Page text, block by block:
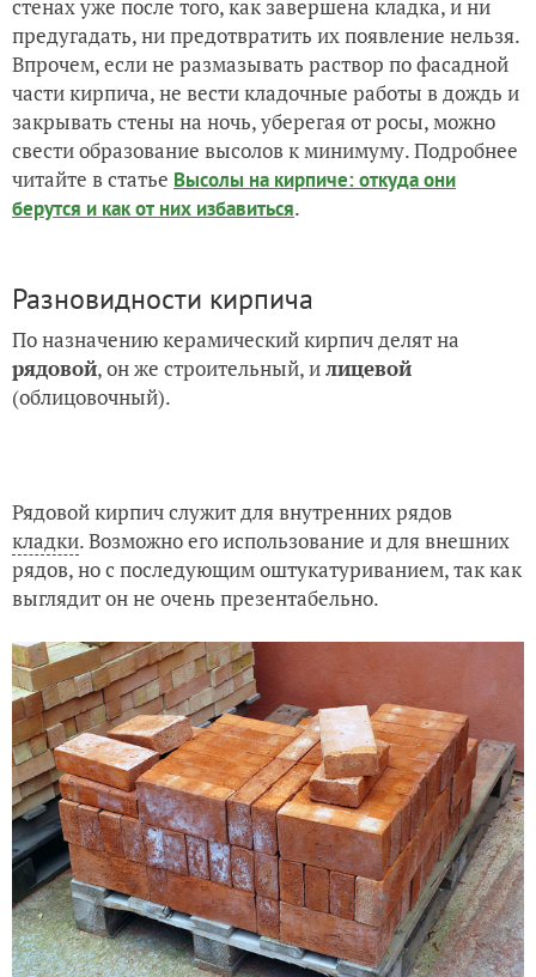
стенах уже после того, как завершена кладка, и ни
предугадать, ни предотвратить их появление нельзя.
Впрочем, если не размазывать раствор по фасадной
части кирпича, не вести кладочные работы в дождь и
закрывать стены на ночь, уберегая от росы, можно
свести образование высолов к минимуму. Подробнее
читайте в статье Высолы на кирпиче: откуда они
берутся и как от них избавиться.
Разновидности кирпича
По назначению керамический кирпич делят на
рядовой, он же строительный, илицевой
(облицовочный).
Рядовой кирпич служит для внутренних рядов
кладки. Возможно его использование и для внешних
рядов, но с последующим оштукатуриванием, так как
выглядит он не очень презентабельно.